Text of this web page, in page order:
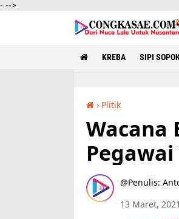
- -->
KREBA SIPI
› Plitik
Wacana
Penulis:
13 Maret,